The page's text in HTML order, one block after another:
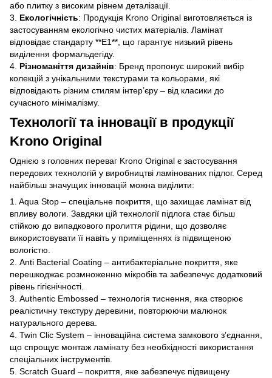
або плитку з високим рівнем деталізації.
3. Екологічність: Продукція Krono Original виготовляється із
застосуванням екологічно чистих матеріалів. Ламінат
відповідає стандарту **E1**, що гарантує низький рівень
виділення формальдегіду.
4. Різноманіття дизайнів: Бренд пропонує широкий вибір
колекцій з унікальними текстурами та кольорами, які
відповідають різним стилям інтер’єру – від класики до
сучасного мінімалізму.
Технології та інновації в продукції
Krono Original
Однією з головних переваг Krono Original є застосування
передових технологій у виробництві ламінованих підлог. Серед
найбільш значущих інновацій можна виділити:
1. Aqua Stop – спеціальне покриття, що захищає ламінат від
впливу вологи. Завдяки цій технології підлога стає більш
стійкою до випадкового пролиття рідини, що дозволяє
використовувати її навіть у приміщеннях із підвищеною
вологістю.
2. Anti Bacterial Coating – антибактеріальне покриття, яке
перешкоджає розмноженню мікробів та забезпечує додатковий
рівень гігієнічності.
3. Authentic Embossed – технологія тиснення, яка створює
реалістичну текстуру деревини, повторюючи малюнок
натурального дерева.
4. Twin Clic System – інноваційна система замкового з’єднання,
що спрощує монтаж ламінату без необхідності використання
спеціальних інструментів.
5. Scratch Guard – покриття, яке забезпечує підвищену